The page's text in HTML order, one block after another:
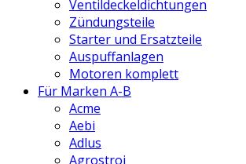
Ventildeckeldichtungen
Zündungsteile
Starter und Ersatzteile
Auspuffanlagen
Motoren komplett
Für Marken A-B
Acme
Aebi
Adlus
Agrostroj